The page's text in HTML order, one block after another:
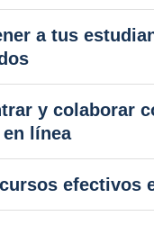
a tus
y colaborar
línea
efectivos